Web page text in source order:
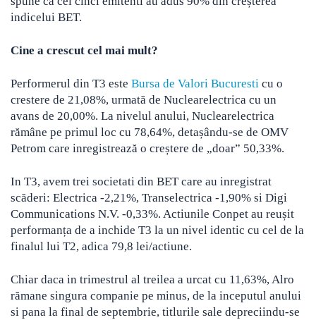
indicelui BET.
Cine a crescut cel mai mult?
Performerul din T3 este Bursa de Valori Bucuresti cu o
crestere de 21,08%, urmată de Nuclearelectrica cu un
avans de 20,00%. La nivelul anului, Nuclearelectrica
rămâne pe primul loc cu 78,64%, detașându-se de OMV
Petrom care inregistrează o creștere de „doar” 50,33%.
In T3, avem trei societati din BET care au inregistrat
scăderi: Electrica -2,21%, Transelectrica -1,90% si Digi
Communications N.V. -0,33%. Actiunile Conpet au reușit
performanța de a inchide T3 la un nivel identic cu cel de la
finalul lui T2, adica 79,8 lei/actiune.
Chiar daca in trimestrul al treilea a urcat cu 11,63%, Alro
rămane singura companie pe minus, de la inceputul anului
si pana la final de septembrie, titlurile sale depreciindu-se